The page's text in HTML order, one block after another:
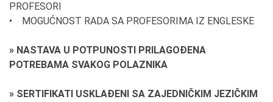
PROFESORI
• MOGUĆNOST RADA SA PROFESORIMA IZ ENGLESKE
» NASTAVA U POTPUNOSTI PRILAGOĐENA
POTREBAMA SVAKOG POLAZNIKA
» SERTIFIKATI USKLAĐENI SA ZAJEDNIČKIM JEZIČKIM